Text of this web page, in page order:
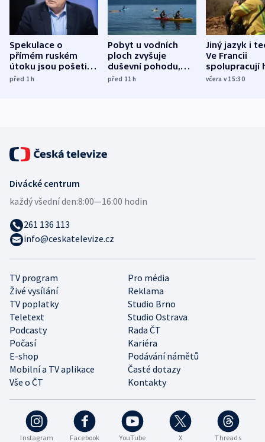
Spekulace o
přímém ruském
útoku jsou pošetilé,
míní estonský
před 1h
Pobyt u vodních
ploch zvyšuje
duševní pohodu,
ukázala
před 11h
Jiný jazyk i
Ve Francii
spolupracují
různých zemí
včera v 15:30
Instagram Facebook YouTube X Threads
TV program
Pro média
Živé vysílání
Reklama
TV poplatky
Studio Brno
Teletext
Studio Ostrava
Podcasty
Rada ČT
Počasí
Kariéra
E-shop
Podávání námětů
Mobilní a TV aplikace
Časté dotazy
Vše o ČT
Kontakty
Divácké centrum
každý všední den:8:00—16:00 hodin
261 136 113
info@ceskatelevize.cz